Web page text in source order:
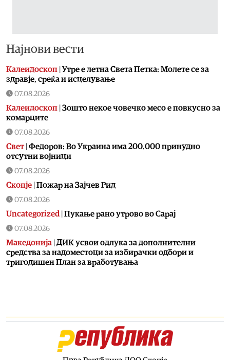
Најнови вести
Калеидоскоп Утре е летна Света Петка: Молете се за
здравје, среќа и исцелување
07.08.2026
Калеидоскоп Зошто некое човечко месо е повкусно за
комарците
07.08.2026
Свет| Федоров: Во Украина има 200.000 принудно
отсутни војници
07.08.2026
Скопје Пожар на Зајчев Рид
07.08.2026
Uncategorized Пукање рано утрово во Сарај
07.08.2026
Македонија ДИК усвои одлука за дополнителни
средства за надоместоци за избирачки одбори и
тригодишен План за вработувања
07.08.2026
Со владиниот авион ќе се носи дома младо
момче од Македонија кое скршило врат на тобоган во